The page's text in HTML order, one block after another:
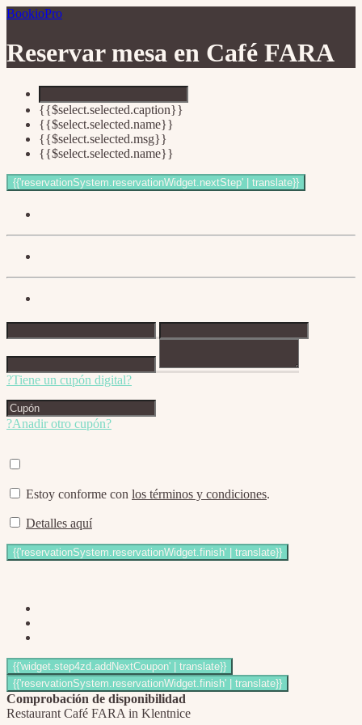
BookioPro
Reservar mesa en Café FARA
{{$select.selected.caption}}
{{$select.selected.name}}
{{$select.selected.msg}}
{{$select.selected.name}}
?Tiene un cupón digital?
?Anadir otro cupón?
Estoy conforme con los términos y condiciones.
Detalles aquí
Comprobación de disponibilidad
Restaurant Café FARA in Klentnice